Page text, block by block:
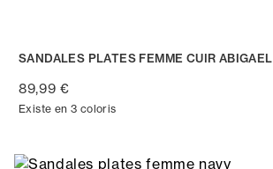
SANDALES PLATES FEMME CUIR ABIGAEL
89,99 €
Existe en 3 coloris